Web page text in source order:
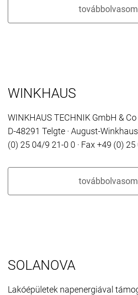
WINKHAUS
WINKHAUS TECHNIK GmbH & Co
D-48291 Telgte · August-
(0) 25 04/9 21-0 0 · Fax +49 (0)
SOLANOVA
Lakóépületek napenergiával